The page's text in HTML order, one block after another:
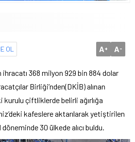
OL A+ A-
ihracatı 368 milyon 929 bin 884 dolar
Birliği’nden(DKİB) alınan
çiftliklerde belirli ağırlığa
kafeslere aktarılarak yetiştirilen
30 ülkede alıcı buldu.